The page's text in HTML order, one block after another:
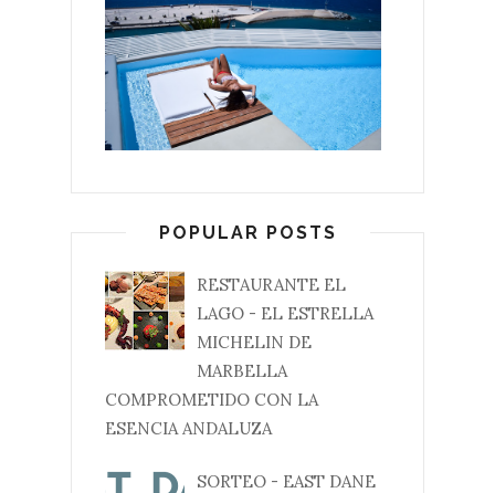
POPULAR POSTS
RESTAURANTE EL
LAGO - EL ESTRELLA
MICHELIN DE
MARBELLA
COMPROMETIDO CON LA
ESENCIA ANDALUZA
SORTEO - EAST DANE